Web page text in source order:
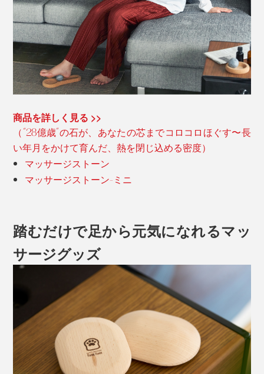
商品を詳しく見る >>
（“28億歳”の石が、あなたの芯までコロコロほぐす〜長
い年月をかけて育んだ、熱を閉じ込める密度）
マッサージストーン
マッサージストーン-ミニ
踏むだけで足から元気になれるマッ
サージグッズ